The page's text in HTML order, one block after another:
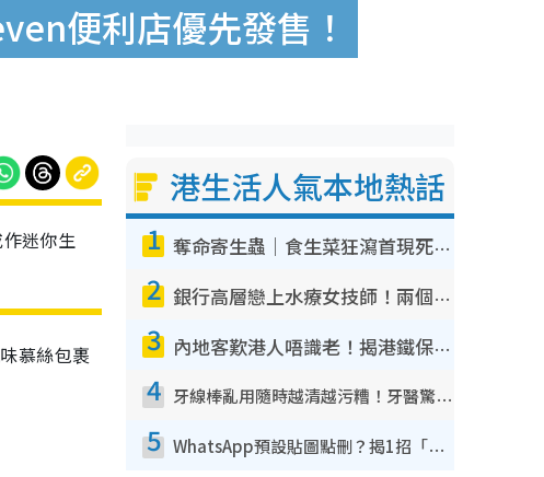
便利店優先發售！
迷你生
慕絲包裹
港生活人氣本地熱話
1 奪命寄生蟲｜食生菜狂瀉首現死者！疫潮惡化錄1.8萬宗病例 揭洗菜3大謬誤
2 銀行高層戀上水療女技師！兩個月借128萬驚覺「沉船」沉落火海 揭背後疑似邪教操控賣淫
3 內地客歎港人唔識老！揭港鐵保鮮級冷氣 港人求放過：咪投訴
4 牙線棒亂用隨時越清越污糟！牙醫驚揭盲目過戶細菌恐致蛀牙：呢種先係日常真保養
5 WhatsApp預設貼圖點刪？揭1招「反向操作」還原簡潔介面 附3步實測教學